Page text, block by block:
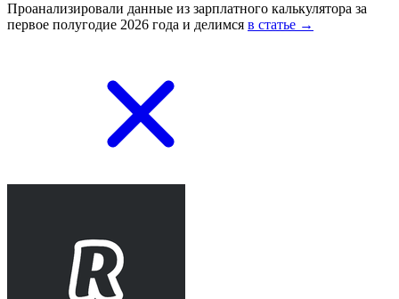
Проанализировали данные из зарплатного калькулятора за
первое полугодие 2026 года и делимся в статье →